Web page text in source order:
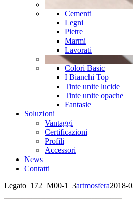
Cementi
Legni
Pietre
Marmi
Lavorati
Colori Basic
I Bianchi Top
Tinte unite lucide
Tinte unite opache
Fantasie
Soluzioni
Vantaggi
Certificazioni
Profili
Accessori
News
Contatti
Legato_172_M00-1_3artmosfera2018-